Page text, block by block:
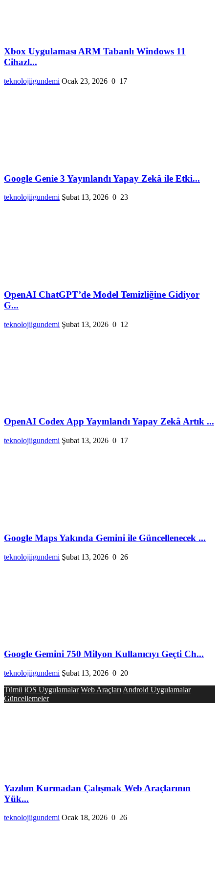
Xbox Uygulaması ARM Tabanlı Windows 11
Cihazl...
teknolojiigundemi Ocak 23, 2026 0 17
Google Genie 3 Yayınlandı Yapay Zekâ ile Etki...
teknolojiigundemi Şubat 13, 2026 0 23
OpenAI ChatGPT’de Model Temizliğine Gidiyor
G...
teknolojiigundemi Şubat 13, 2026 0 12
OpenAI Codex App Yayınlandı Yapay Zekâ Artık ...
teknolojiigundemi Şubat 13, 2026 0 17
Google Maps Yakında Gemini ile Güncellenecek ...
teknolojiigundemi Şubat 13, 2026 0 26
Google Gemini 750 Milyon Kullanıcıyı Geçti Ch...
teknolojiigundemi Şubat 13, 2026 0 20
Tümü iOS Uygulamalar Web Araçları Android Uygulamalar
Güncellemeler
Yazılım Kurmadan Çalışmak Web Araçlarının
Yük...
teknolojiigundemi Ocak 18, 2026 0 26